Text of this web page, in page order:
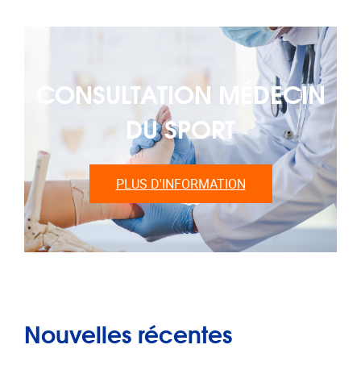
CONSULTATION MÉDECIN
DU SPORT
PLUS D'INFORMATION
Nouvelles récentes